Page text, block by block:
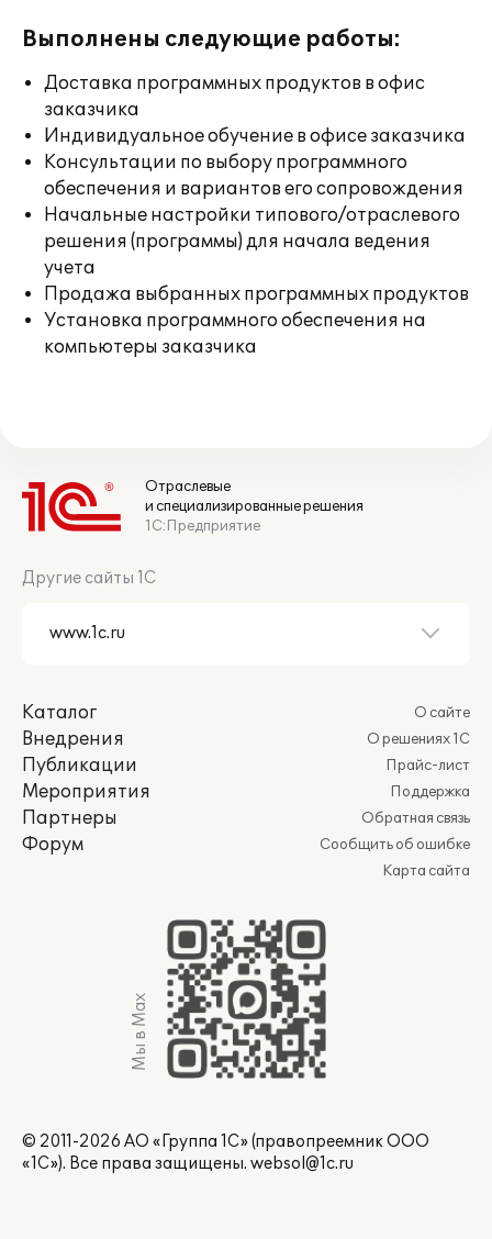
Выполнены следующие работы:
Доставка программных продуктов в офис
заказчика
Индивидуальное обучение в офисе заказчика
Консультации по выбору программного
обеспечения и вариантов его сопровождения
Начальные настройки типового/отраслевого
решения (программы) для начала ведения
учета
Продажа выбранных программных продуктов
Установка программного обеспечения на
компьютеры заказчика
Отраслевые
и специализированные решения
1С:Предприятие
Другие сайты 1С
Каталог
Внедрения
Публикации
Мероприятия
Партнеры
Форум
О сайте
О решениях 1С
Прайс-лист
Поддержка
Обратная связь
Сообщить об ошибке
Карта сайта
Мы в Max
© 2011-2026 АО «Группа 1С» (правопреемник ООО
«1С»). Все права защищены. websol@1c.ru